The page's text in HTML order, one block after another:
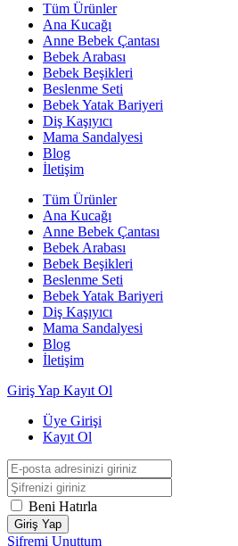
Tüm Ürünler
Ana Kucağı
Anne Bebek Çantası
Bebek Arabası
Bebek Beşikleri
Beslenme Seti
Bebek Yatak Bariyeri
Diş Kaşıyıcı
Mama Sandalyesi
Blog
İletişim
Tüm Ürünler
Ana Kucağı
Anne Bebek Çantası
Bebek Arabası
Bebek Beşikleri
Beslenme Seti
Bebek Yatak Bariyeri
Diş Kaşıyıcı
Mama Sandalyesi
Blog
İletişim
Giriş Yap Kayıt Ol
Üye Girişi
Kayıt Ol
Beni Hatırla
Giriş Yap
Şifremi Unuttum